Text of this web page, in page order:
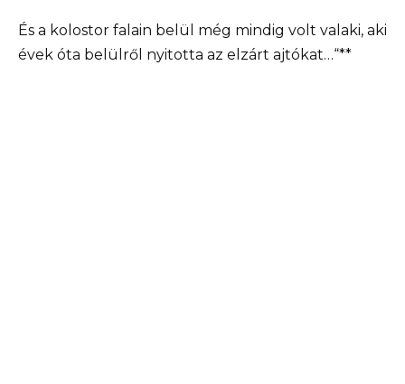
És a kolostor falain belül még mindig volt valaki, aki
évek óta belülről nyitotta az elzárt ajtókat…“**